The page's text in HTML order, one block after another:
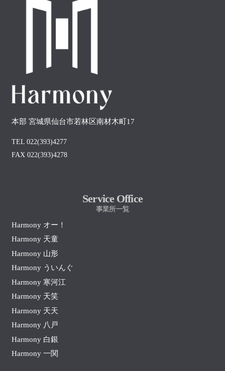
本部 宮城県仙台市若林区南材木町17
TEL 022(393)4277
FAX 022(393)4278
Service Office
事業所一覧
Harmony オー！
Harmony 天童
Harmony 山形
Harmony ういんぐ
Harmony 寒河江
Harmony 天笑
Harmony 天天
Harmony 八戸
Harmony 白銀
Harmony 一関